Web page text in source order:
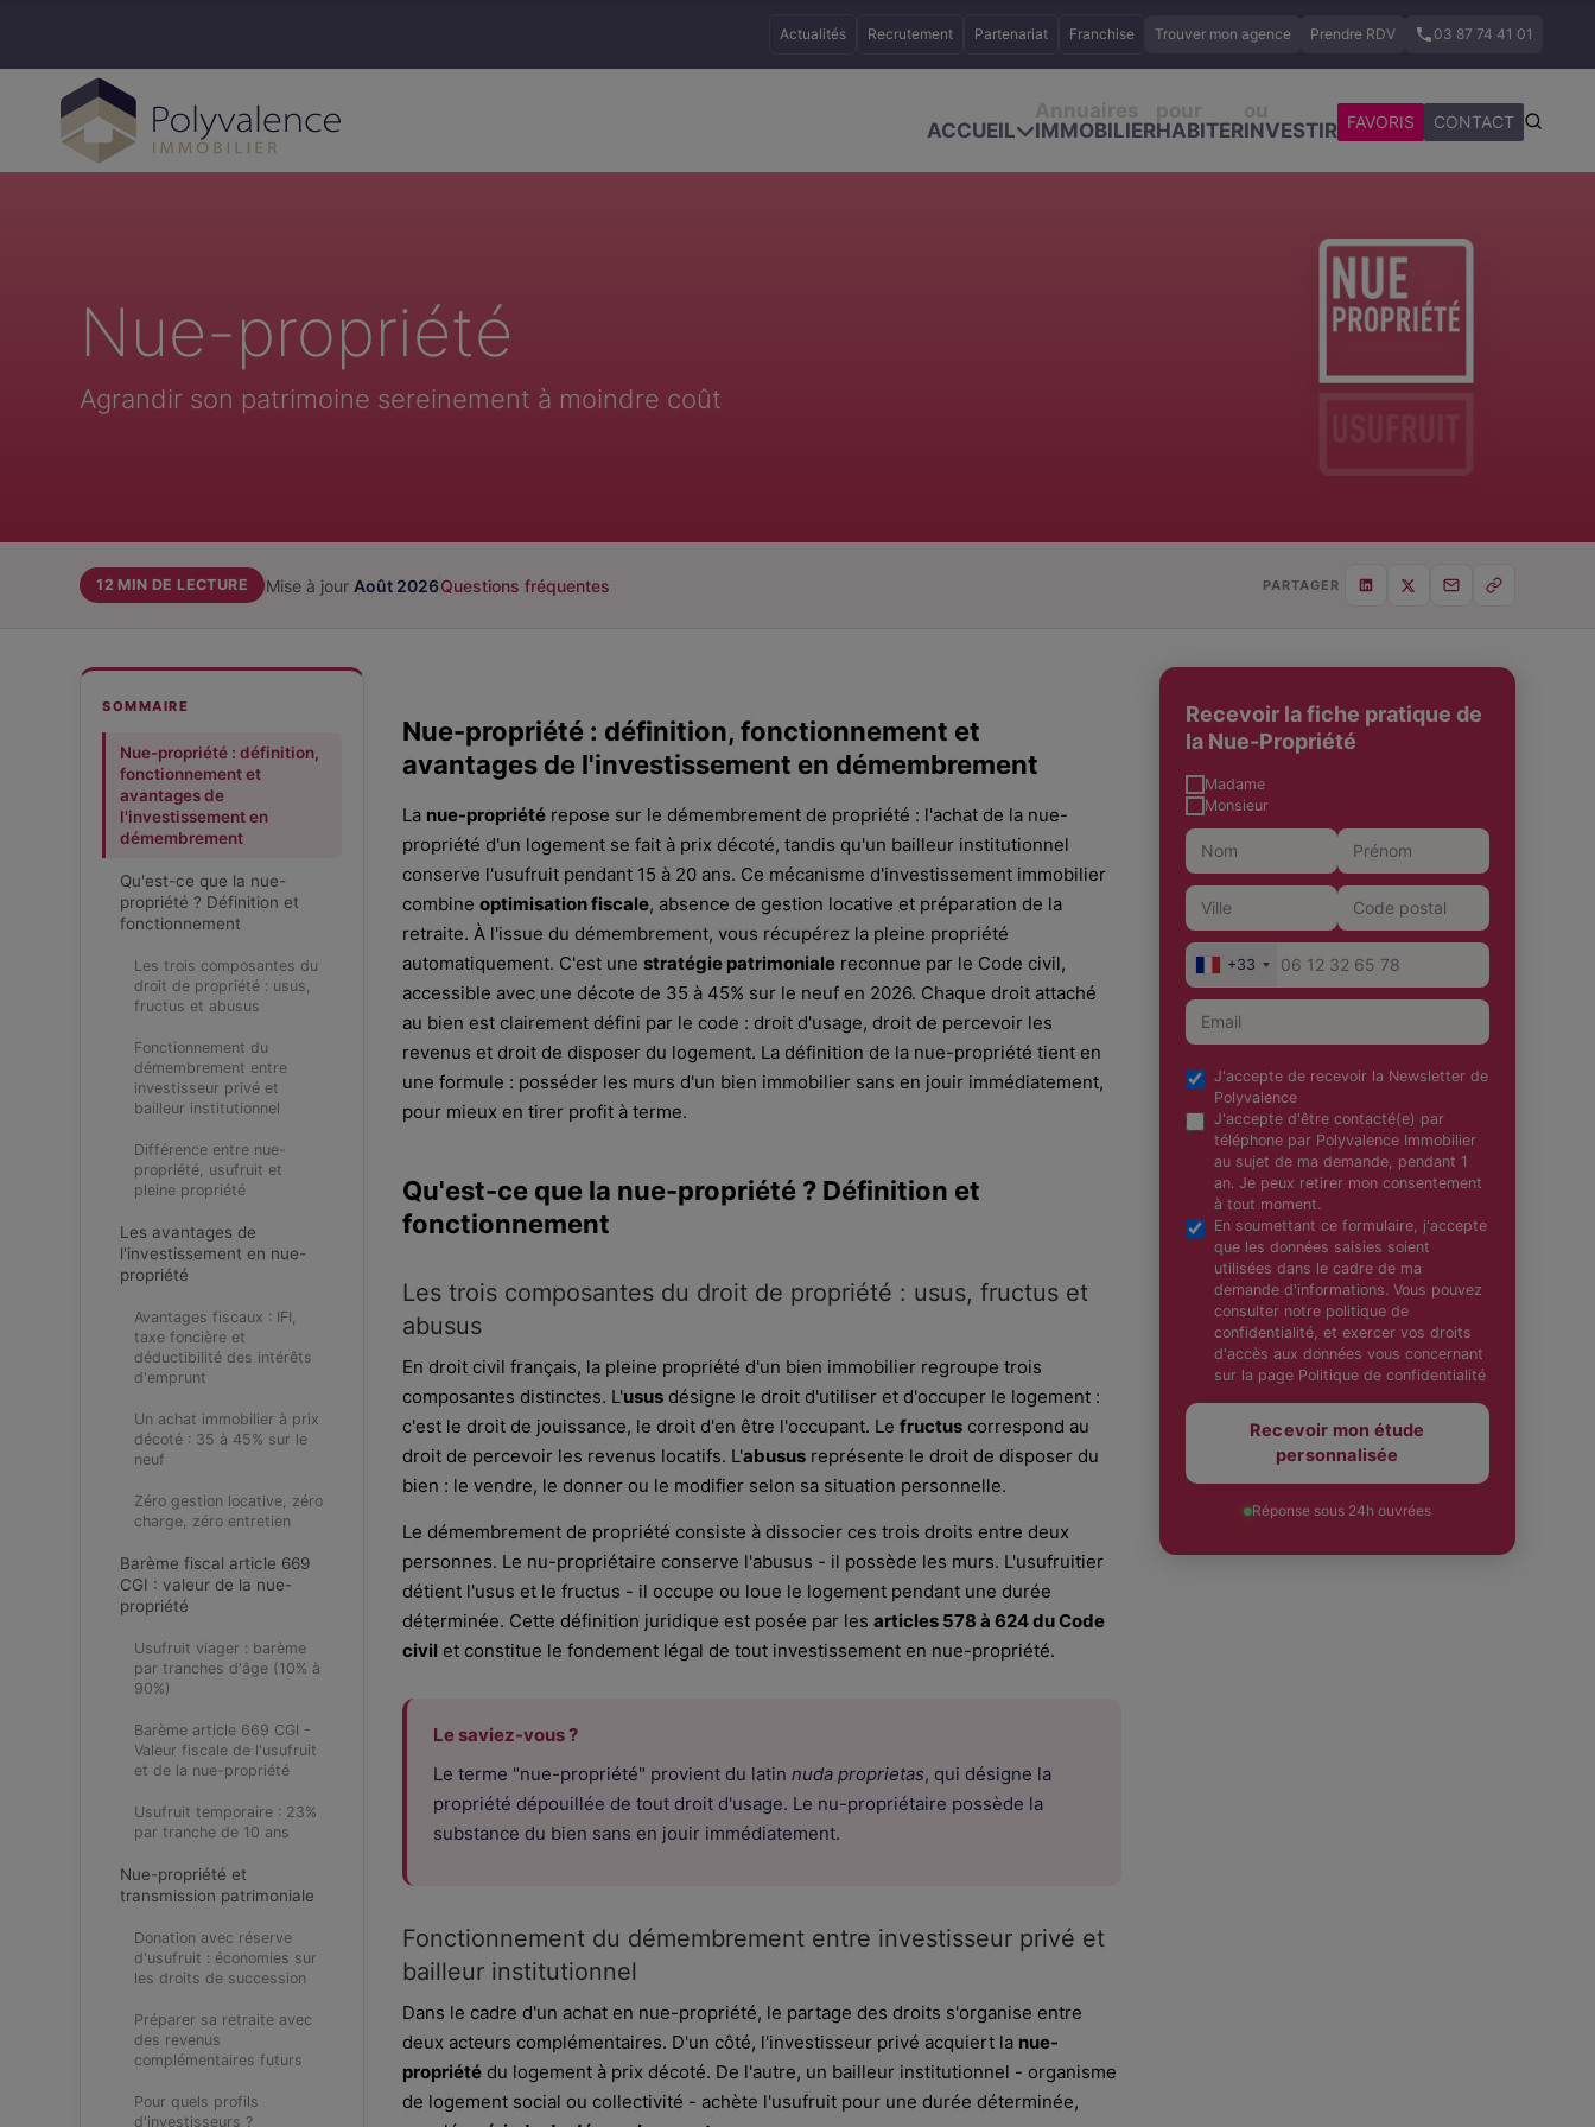
Actualités Recrutement Partenariat Franchise Trouver mon agence Prendre RDV 03 87 74 41 01
ACCUEIL
IMMOBILIERHABITERINVESTIR FAVORIS CONTACT
Nue-propriété
Agrandir son patrimoine sereinement à moindre coût
12 MIN DE LECTURE Mise à jour Août 2026Questions fréquentes PARTAGER
SOMMAIRE
Nue-propriété : définition,
fonctionnement et
avantages de
l'investissement en
démembrement
Qu'est-ce que la nue-
propriété ? Définition et
fonctionnement
Les trois composantes du
droit de propriété : usus,
fructus et abusus
Fonctionnement du
démembrement entre
investisseur privé et
bailleur institutionnel
Différence entre nue-
propriété, usufruit et
pleine propriété
Les avantages de
l'investissement en nue-
propriété
Avantages fiscaux : IFI,
taxe foncière et
déductibilité des intérêts
d'emprunt
Un achat immobilier à prix
décoté : 35 à 45% sur le
neuf
Zéro gestion locative, zéro
charge, zéro entretien
Barème fiscal article 669
CGI : valeur de la nue-
propriété
Usufruit viager : barème
par tranches d'âge (10% à
90%)
Barème article 669 CGI -
Valeur fiscale de l'usufruit
et de la nue-propriété
Usufruit temporaire : 23%
par tranche de 10 ans
Nue-propriété et
transmission patrimoniale
Donation avec réserve
d'usufruit : économies sur
les droits de succession
Préparer sa retraite avec
des revenus
complémentaires futurs
Pour quels profils
d'investisseurs ?
Nue-propriété : définition, fonctionnement et
avantages de l'investissement en démembrement
La nue-propriété repose sur le démembrement de propriété : l'achat de la nue-
propriété d'un logement se fait à prix décoté, tandis qu'un bailleur institutionnel
conserve l'usufruit pendant 15 à 20 ans. Ce mécanisme d'investissement immobilier
combineoptimisation fiscale, absence de gestion locative et préparation de la
retraite. À l'issue du démembrement, vous récupérez la pleine propriété
automatiquement. C'est unestratégie patrimoniale reconnue par le Code civil,
accessible avec une décote de 35 à 45% sur le neuf en 2026. Chaque droit attaché
au bien est clairement défini par le code : droit d'usage, droit de percevoir les
revenus et droit de disposer du logement. La définition de la nue-propriété tient en
une formule : posséder les murs d'un bien immobilier sans en jouir immédiatement,
pour mieux en tirer profit à terme.
Qu'est-ce que la nue-propriété ? Définition et
fonctionnement
Les trois composantes du droit de propriété : usus, fructus et
abusus
En droit civil français, la pleine propriété d'un bien immobilier regroupe trois
composantes distinctes. L'usus désigne le droit d'utiliser et d'occuper le logement :
c'est le droit de jouissance, le droit d'en être l'occupant. Lefructus correspond au
droit de percevoir les revenus locatifs. L'abusus représente le droit de disposer du
bien : le vendre, le donner ou le modifier selon sa situation personnelle.
Le démembrement de propriété consiste à dissocier ces trois droits entre deux
personnes. Le nu-propriétaire conserve l'abusus - il possède les murs. L'usufruitier
détient l'usus et le fructus - il occupe ou loue le logement pendant une durée
déterminée. Cette définition juridique est posée par lesarticles 578 à 624 du Code
civil et constitue le fondement légal de tout investissement en nue-propriété.
Le saviez-vous ?
Le terme "nue-propriété" provient du latinnuda proprietas, qui désigne la
propriété dépouillée de tout droit d'usage. Le nu-propriétaire possède la
substance du bien sans en jouir immédiatement.
Fonctionnement du démembrement entre investisseur privé et
bailleur institutionnel
Dans le cadre d'un achat en nue-propriété, le partage des droits s'organise entre
deux acteurs complémentaires. D'un côté, l'investisseur privé acquiert la nue-
propriété du logement à prix décoté. De l'autre, un bailleur institutionnel - organisme
de logement social ou collectivité - achète l'usufruit pour une durée déterminée,
Recevoir la fiche pratique de
la Nue-Propriété
Madame
Monsieur
+33
J'accepte de recevoir la Newsletter de
Polyvalence
J'accepte d'être contacté(e) par
téléphone par Polyvalence Immobilier
au sujet de ma demande, pendant 1
an. Je peux retirer mon consentement
à tout moment.
En soumettant ce formulaire, j'accepte
que les données saisies soient
utilisées dans le cadre de ma
demande d'informations. Vous pouvez
consulter notre politique de
confidentialité, et exercer vos droits
d'accès aux données vous concernant
sur la page Politique de confidentialité
Recevoir mon étude
personnalisée
Réponse sous 24h ouvrées